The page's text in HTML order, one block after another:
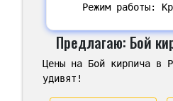
Режим работы:
Предлагаю: Бой
Цены на Бой кирпича в
удивят!